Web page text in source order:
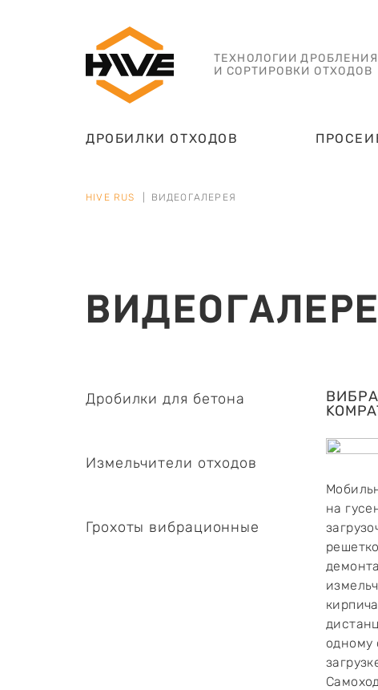
ТЕХНОЛОГИИ ДРОБЛЕНИЯ
И СОРТИРОВКИ ОТХОДОВ
ДРОБИЛКИ ОТХОДОВ
HIVE RUS ВИДЕОГАЛЕРЕЯ
Дробилки для бетона
Измельчители отходов
Грохоты вибрационные
на
одному